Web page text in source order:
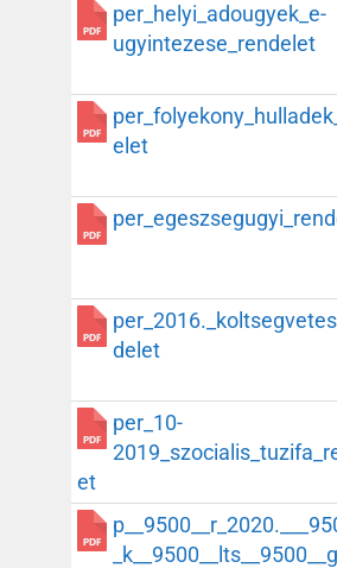
per_helyi_adougyek_e-
ugyintezese_rendelet
elet
delet
per_10-
et